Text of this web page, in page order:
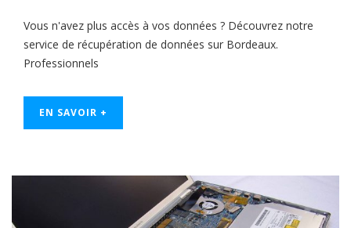
Vous n'avez plus accès à vos données ? Découvrez notre
service de récupération de données sur Bordeaux.
Professionnels
EN SAVOIR +